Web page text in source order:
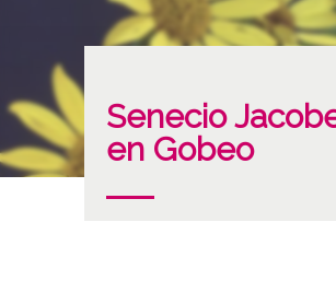
Senecio
en Gobeo